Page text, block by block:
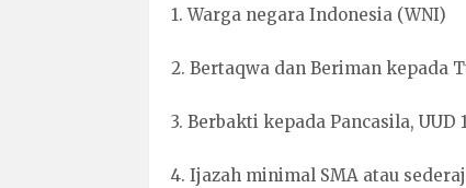
1. Warga negara Indonesia (WNI)
2. Bertaqwa dan Beriman kepada
3. Berbakti kepada Pancasila,
4. Ijazah minimal SMA atau